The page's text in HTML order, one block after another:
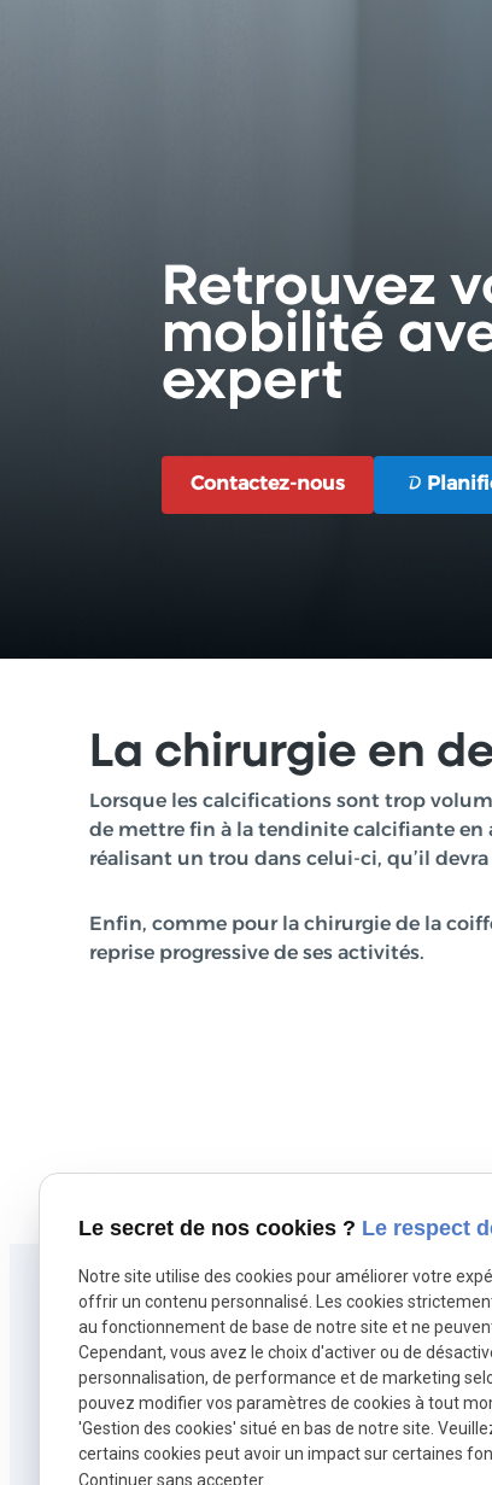
Retrouvez
mobilité
expert
Contactez-nous
Contactez-nous
La chirurgie en
Lorsque les calcifications sont trop
de mettre fin à la tendinite calcifiante en
réalisant un trou dans celui-ci, qu’il
Enfin, comme pour la chirurgie de la
reprise progressive de ses activités.
Le secret de nos cookies ? Le respect
Notre site utilise des cookies pour améliorer votre
offrir un contenu personnalisé. Les cookies
au fonctionnement de base de notre site et ne
Cependant, vous avez le choix d'activer ou de
personnalisation, de performance et de marketing
pouvez modifier vos paramètres de cookies à tout
'Gestion des cookies' situé en bas de notre site.
certains cookies peut avoir un impact sur certaines
Continuer sans accepter